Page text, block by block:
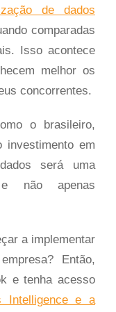
de dados
comparadas
Isso acontece
melhor os
concorrentes.
o brasileiro,
investimento em
será uma
não apenas
a implementar
Então,
e tenha acesso
Intelligence e a